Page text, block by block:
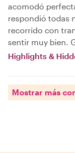
acomodó
respondió todas
recorrido con
sentir muy bien.
Highlights &
Mostrar más